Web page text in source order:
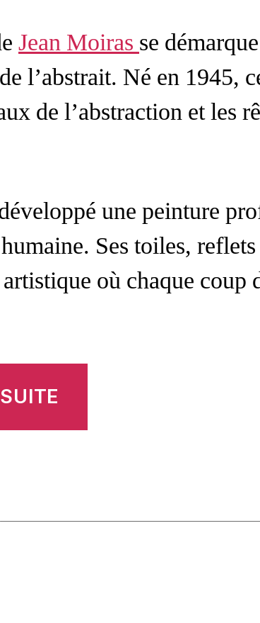
Jean Moiras se
l’abstrait. Né en 1945,
de l’abstraction et les
une peinture
Ses toiles,
où chaque coup